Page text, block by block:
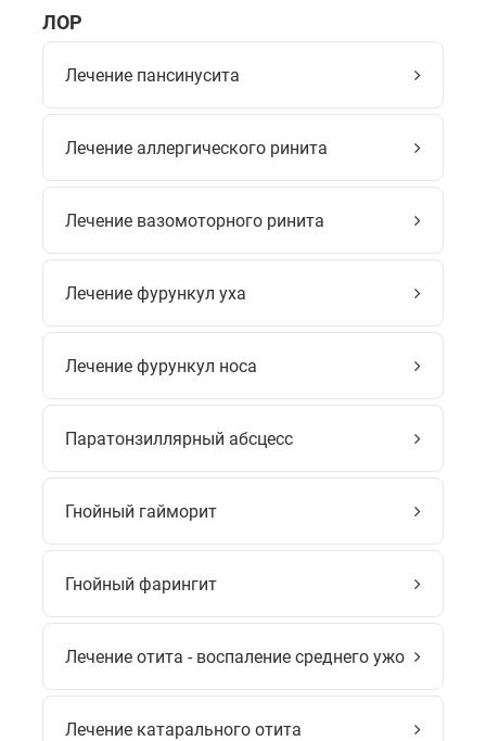
ЛОР
Лечение пансинусита
Лечение аллергического ринита
Лечение вазомоторного ринита
Лечение фурункул уха
Лечение фурункул носа
Паратонзиллярный абсцесс
Гнойный гайморит
Гнойный фарингит
Лечение отита - воспаление среднего ужо
Лечение катарального отита